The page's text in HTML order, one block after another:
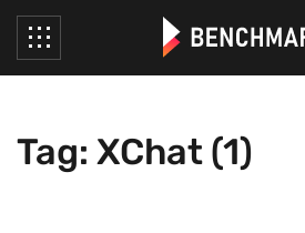
Tag: XChat (1)